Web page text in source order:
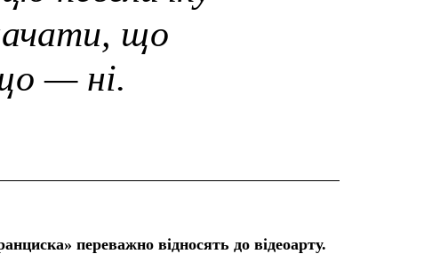
що
— ні.
переважно відносять до відеоарту.